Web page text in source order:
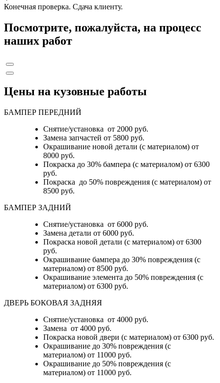
Конечная проверка. Сдача клиенту.
Посмотрите, пожалуйста, на процесс
наших работ
Цены на кузовные работы
БАМПЕР ПЕРЕДНИЙ
Снятие/установка от 2000 руб.
Замена запчастей от 5800 руб.
Окрашивание новой детали (с материалом) от
8000 руб.
Покраска до 30% бампера (с материалом) от 6300
руб.
Покраска до 50% повреждения (с материалом) от
8500 руб.
БАМПЕР ЗАДНИЙ
Снятие/установка от 6000 руб.
Замена детали от 6000 руб.
Покраска новой детали (с материалом) от 6300
руб.
Окрашивание бампера до 30% повреждения (с
материалом) от 8500 руб.
Окрашивание элемента до 50% повреждения (с
материалом) от 6300 руб.
ДВЕРЬ БОКОВАЯ ЗАДНЯЯ
Снятие/установка от 4000 руб.
Замена от 4000 руб.
Покраска новой двери (с материалом) от 6300 руб.
Окрашивание до 30% повреждения (с
материалом) от 11000 руб.
Окрашивание до 50% повреждения (с
материалом) от 11000 руб.